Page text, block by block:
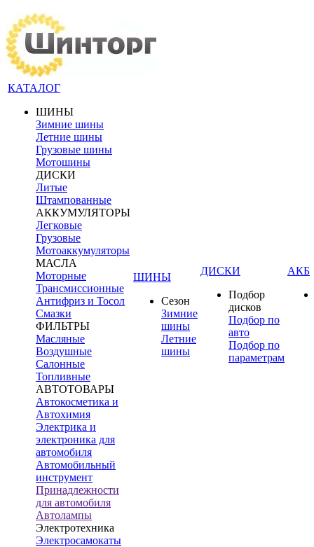
КАТАЛОГ
ШИНЫ
Зимние шины
Летние шины
Грузовые шины
Мотошины
ДИСКИ
Литые
Штампованные
АККУМУЛЯТОРЫ
Легковые
Грузовые
Мотоаккумуляторы
МАСЛА
Моторные
Трансмиссионные
Антифриз и Тосол
Смазки
ФИЛЬТРЫ
Масляные
Воздушные
Салонные
Топливные
АВТОТОВАРЫ
Автокосметика и
Автохимия
Электрика и
электроника для
автомобиля
Автомобильный
инструмент
Принадлежности
для автомобиля
Автолампы
Электротехника
Электросамокаты
ШИНЫ
Сезон
Зимние
шины
Летние
шины
ДИСКИ
Подбор
дисков
Подбор по
авто
Подбор по
параметрам
АКБ